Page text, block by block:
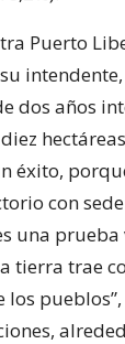
Puerto
intendente,
dos años
éxito,
con
una
tierra trae